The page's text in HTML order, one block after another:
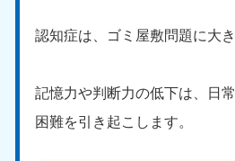
認知症は、ゴミ屋敷問題に大
記憶力や判断力の低下は、日
困難を引き起こします。
岩手県
050-1881-5274
050-1881-5273